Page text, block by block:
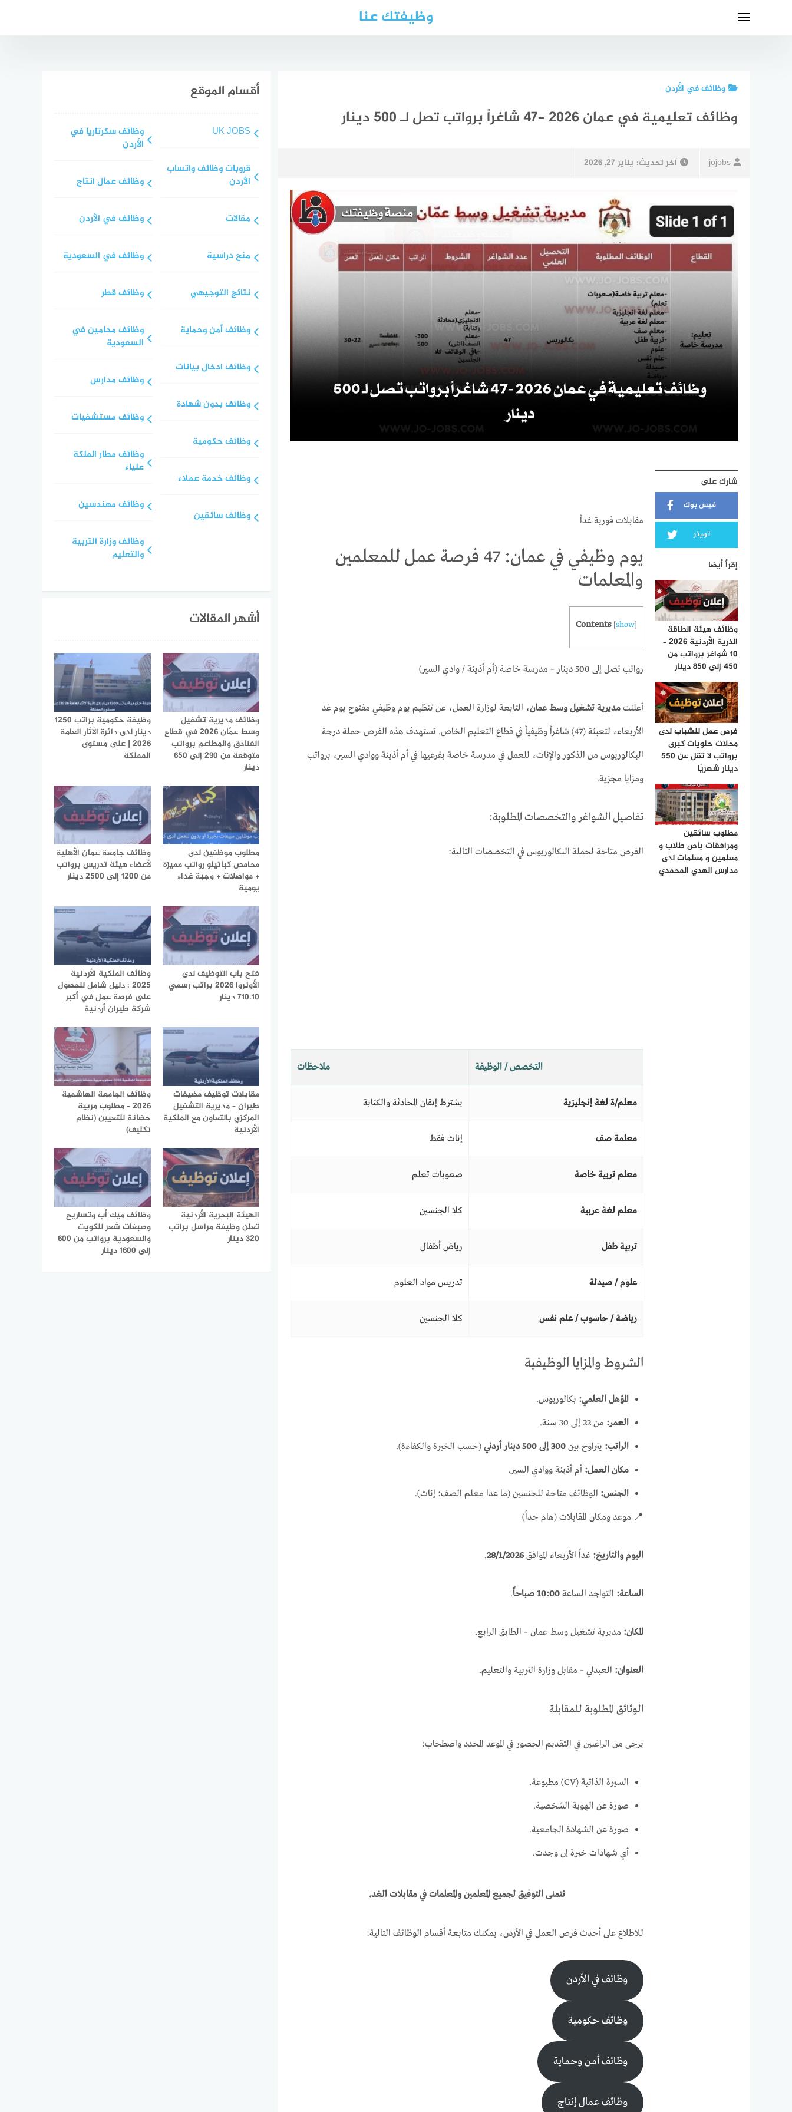
وظيفتك عنا
وظائف في الأردن
وظائف تعليمية في عمان 2026 -47 شاغراً برواتب تصل لـ 500 دينار
jojobs آخر تحديث: يناير 27, 2026
شارك على
فيس بوك
تويتر
إقرأ أيضا
وظائف هيئة الطاقة
الذرية الأردنية 2026 –
10 شواغر برواتب من
450 إلى 850 دينار
فرص عمل للشباب لدى
محلات حلويات كبرى
برواتب لا تقل عن 550
دينار شهريًا
مطلوب سائقين
ومرافقات باص طلاب و
معلمين و معلمات لدى
مدارس الهدي المحمدي
مقابلات فورية غداً
يوم وظيفي في عمان: 47 فرصة عمل للمعلمين
والمعلمات
Contents [show]
رواتب تصل إلى 500 دينار – مدرسة خاصة (أم أذينة / وادي السير)
أعلنت مديرية تشغيل وسط عمان، التابعة لوزارة العمل، عن تنظيم يوم وظيفي مفتوح يوم غد
الأربعاء، لتعبئة (47) شاغراً وظيفياً في قطاع التعليم الخاص. تستهدف هذه الفرص حملة درجة
البكالوريوس من الذكور والإناث، للعمل في مدرسة خاصة بفرعيها في أم أذينة ووادي السير، برواتب
ومزايا مجزية.
تفاصيل الشواغر والتخصصات المطلوبة:
الفرص متاحة لحملة البكالوريوس في التخصصات التالية:
التخصص / الوظيفة ملاحظات
معلم/ة لغة إنجليزية يشترط إتقان المحادثة والكتابة
معلمة صف إناث فقط
معلم تربية خاصة صعوبات تعلم
معلم لغة عربية كلا الجنسين
تربية طفل رياض أطفال
علوم / صيدلة تدريس مواد العلوم
رياضة / حاسوب / علم نفس كلا الجنسين
الشروط والمزايا الوظيفية
المؤهل العلمي: بكالوريوس.
العمر: من 22 إلى 30 سنة.
الراتب: يتراوح بين 300 إلى 500 دينار أردني
(حسب الخبرة والكفاءة).
مكان العمل: أم أذينة ووادي السير.
الجنس: الوظائف متاحة للجنسين (ما عدا معلم الصف: إناث).
📍 موعد ومكان المقابلات (هام جداً)
اليوم والتاريخ: غداً الأربعاء الموافق 28/1/2026
.
الساعة: التواجد الساعة 10:00 صباحاً .
المكان: مديرية تشغيل وسط عمان – الطابق الرابع.
العنوان: العبدلي – مقابل وزارة التربية والتعليم.
الوثائق المطلوبة للمقابلة
يرجى من الراغبين في التقديم الحضور في الموعد المحدد واصطحاب:
السيرة الذاتية (CV) مطبوعة.
صورة عن الهوية الشخصية.
صورة عن الشهادة الجامعية.
أي شهادات خبرة إن وجدت.
نتمنى التوفيق لجميع المعلمين والمعلمات في مقابلات الغد.
للاطلاع على أحدث فرص العمل في الأردن، يمكنك متابعة أقسام الوظائف التالية:
وظائف في الأردن
وظائف حكومية
وظائف أمن وحماية
وظائف عمال إنتاج
أقسام الموقع
UK JOBS
قروبات وظائف واتساب
الأردن
مقالات
منح دراسية
نتائج التوجيهي
وظائف أمن وحماية
وظائف ادخال بيانات
وظائف بدون شهادة
وظائف حكومية
وظائف خدمة عملاء
وظائف سائقين
وظائف سكرتاريا في
الأردن
وظائف عمال انتاج
وظائف في الأردن
وظائف في السعودية
وظائف قطر
وظائف محامين في
السعودية
وظائف مدارس
وظائف مستشفيات
وظائف مطار الملكة
علياء
وظائف مهندسين
وظائف وزارة التربية
والتعليم
أشهر المقالات
وظائف مديرية تشغيل
وسط عمّان 2026 في قطاع
الفنادق والمطاعم برواتب
متوقعة من 290 إلى 650
دينار
وظيفة حكومية براتب 1250
دينار لدى دائرة الآثار العامة
2026 | على مستوى
المملكة
مطلوب موظفين لدى
محامص كباتيلو رواتب مميزة
+ مواصلات + وجبة غداء
يومية
وظائف جامعة عمان الأهلية
لأعضاء هيئة تدريس برواتب
من 1200 إلى 2500 دينار
فتح باب التوظيف لدى
الأونروا 2026 براتب رسمي
710.10 دينار
وظائف الملكية الأردنية
2025 : دليل شامل للحصول
على فرصة عمل في أكبر
شركة طيران أردنية
مقابلات توظيف مضيفات
طيران – مديرية التشغيل
المركزي بالتعاون مع الملكية
الأردنية
وظائف الجامعة الهاشمية
2026 – مطلوب مربية
حضانة للتعيين (نظام
تكليف)
الهيئة البحرية الأردنية
تعلن وظيفة مراسل براتب
320 دينار
وظائف ميك أب وتساريح
وصبغات شعر للكويت
والسعودية برواتب من 600
إلى 1600 دينار